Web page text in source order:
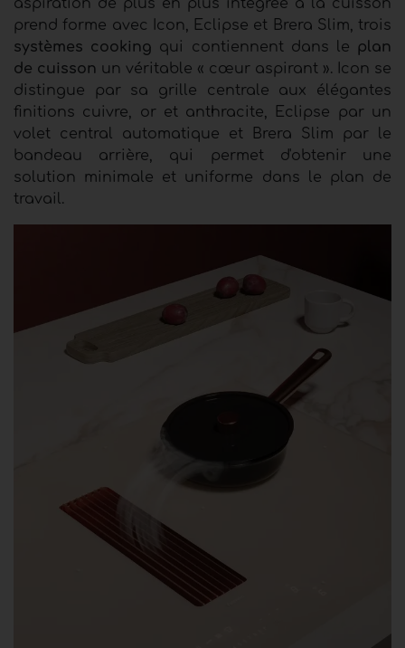
aspiration de plus en plus intégrée à la cuisson
prend forme avec Icon, Eclipse et Brera Slim, trois
systèmes cooking qui contiennent dans le plan
de cuisson un véritable « cœur aspirant ». Icon se
distingue par sa grille centrale aux élégantes
finitions cuivre, or et anthracite, Eclipse par un
volet central automatique et Brera Slim par le
bandeau arrière, qui permet d'obtenir une
solution minimale et uniforme dans le plan de
travail.